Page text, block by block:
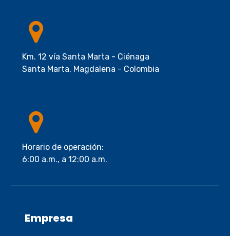
Km. 12 vía Santa Marta - Ciénaga
Santa Marta, Magdalena - Colombia
Horario de operación:
6:00 a.m., a 12:00 a.m.
Empresa